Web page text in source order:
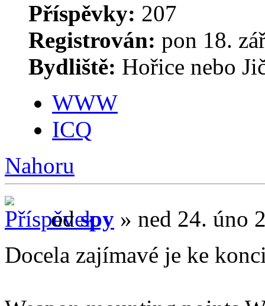
Příspěvky: 207
Registrován: pon 18.
Bydliště: Hořice nebo
WWW
ICQ
Nahoru
odspy » ned 24. úno
Docela zajímavé je ke